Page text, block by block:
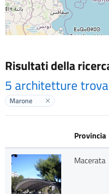
Risultati della
5 architetture
Marone Elimina label
Provincia
Macerata